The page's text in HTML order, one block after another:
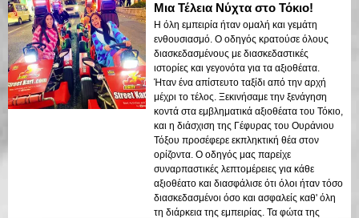
δημιούργησαν μια ονειρεμένη ατμόσφαιρα
που άφησε μια διαρκή εντύπωση. Αυτή η
ξενάγηση είναι ιδανική για τους επισκέπτες
που έρχονται για πρώτη φορά και θέλουν
έναν συνδυασμό περιπέτειας και
sightseeing. Η αντίθεση μεταξύ των
σύγχρονων δομών του Τόκιο και των
ιστορικών περιοχών αναδείχθηκε όμορφα
στα νυχτερινά φώτα. Θα συνιστούσα αυτή
την ξενάγηση σε οποιονδήποτε!
Μια Τέλεια Νύχτα στο Τόκιο!
Η όλη εμπειρία ήταν ομαλή και γεμάτη
ενθουσιασμό. Ο οδηγός κρατούσε όλους
διασκεδασμένους με διασκεδαστικές
ιστορίες και γεγονότα για τα αξιοθέατα.
Ήταν ένα απίστευτο ταξίδι από την αρχή
μέχρι το τέλος. Ξεκινήσαμε την ξενάγηση
κοντά στα εμβληματικά αξιοθέατα του Τόκιο,
και η διάσχιση της Γέφυρας του Ουράνιου
Τόξου προσέφερε εκπληκτική θέα στον
ορίζοντα. Ο οδηγός μας παρείχε
συναρπαστικές λεπτομέρειες για κάθε
αξιοθέατο και διασφάλισε ότι όλοι ήταν τόσο
διασκεδασμένοι όσο και ασφαλείς καθ' όλη
τη διάρκεια της εμπειρίας. Τα φώτα της